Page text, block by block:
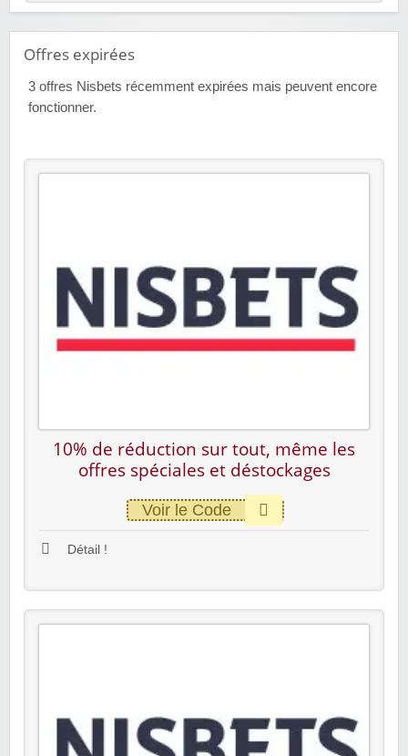
Offres expirées
3 offres Nisbets récemment expirées mais peuvent encore
fonctionner.
10% de réduction sur tout, même les
offres spéciales et déstockages
Voir le Code
Détail !